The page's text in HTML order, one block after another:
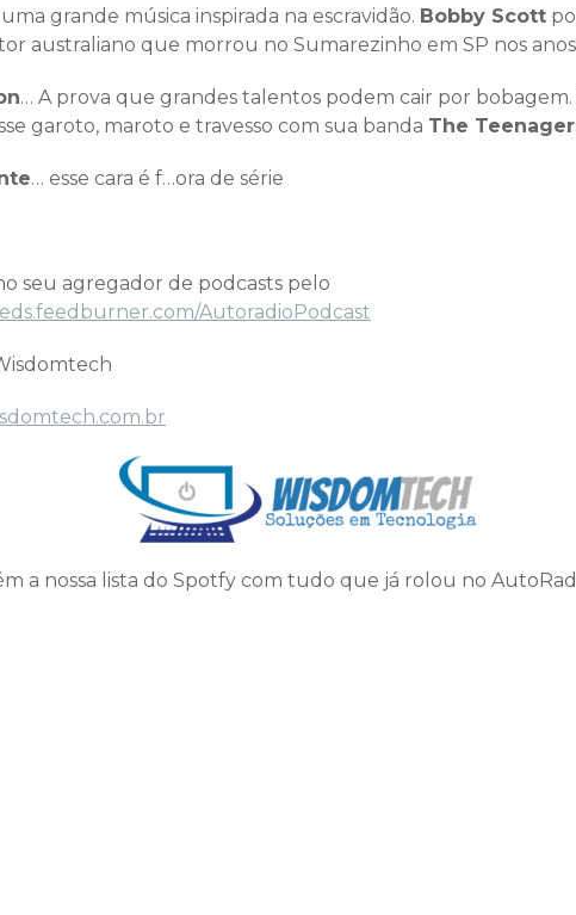
grande música inspirada na escravidão. Bobby Scott
australiano que morrou no Sumarezinho em SP nos
… A prova que grandes talentos podem cair por
garoto, maroto e travesso com sua banda The
… esse cara é f…ora de série
seu agregador de podcasts pelo
AutoradioPodcast
a nossa lista do Spotfy com tudo que já rolou no